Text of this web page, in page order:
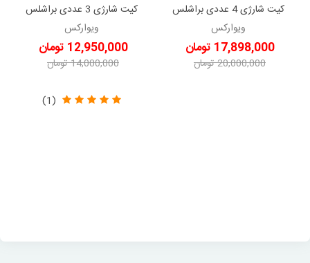
کیت شارژی 4 عددی براشلس
ویوارکس VR2404-BCKویوارکس
17,898,000 تومان
20,000,000 تومان
کیت شارژی 3 عددی براشلس
ویوارکس VR2403-BCKویوارکس
12,950,000 تومان
14,000,000 تومان
(1)